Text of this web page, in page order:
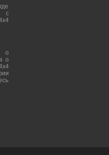
с
о
о